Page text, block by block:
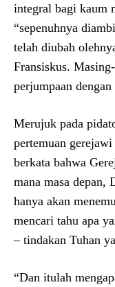
integral bagi kaum
“sepenuhnya
telah diubah
Fransiskus.
perjumpaan
Merujuk pada
pertemuan
berkata bahwa
mana masa depan,
hanya akan
mencari tahu apa
– tindakan Tuhan
“Dan itulah